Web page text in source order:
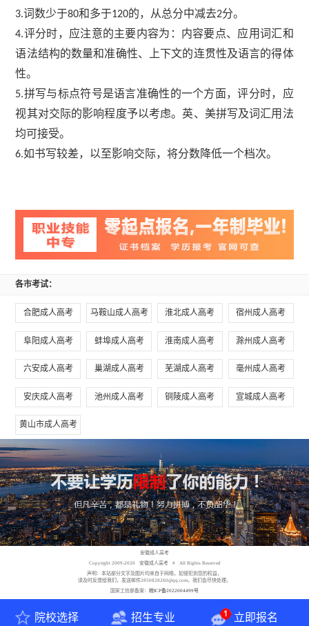
3.词数少于80和多于120的，从总分中减去2分。
4.评分时，应注意的主要内容为：内容要点、应用词汇和
语法结构的数量和准确性、上下文的连贯性及语言的得体
性。
5.拼写与标点符号是语言准确性的一个方面，评分时，应
视其对交际的影响程度予以考虑。英、美拼写及词汇用法
均可接受。
6.如书写较差，以至影响交际，将分数降低一个档次。
各市考试：
合肥成人高考 马鞍山成人高考 淮北成人高考 宿州成人高考
阜阳成人高考 蚌埠成人高考 淮南成人高考 滁州成人高考
六安成人高考 巢湖成人高考 芜湖成人高考 毫州成人高考
安庆成人高考 池州成人高考 铜陵成人高考 宣城成人高考
黄山市成人高考
安徽成人高考
Copyright 2009-2020 安徽成人高考 # All Rights Reserved
声明：本站部分文字及图片均来自于网络，如侵犯到您的权益，
请及时反馈给我们，发送邮件2850828260@qq.com，我们会尽快处理。
国家工信部备案：
皖ICP备2022004499号
院校选择 招生专业 立即报名